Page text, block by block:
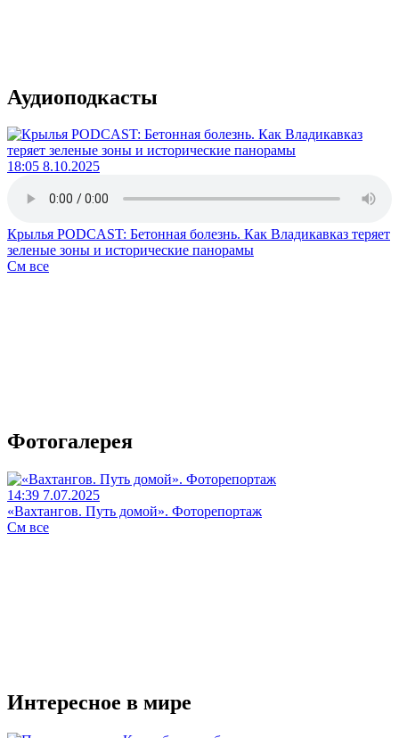
Аудиоподкасты
18:05 8.10.2025
Крылья PODCAST: Бетонная болезнь. Как Владикавказ теряет
зеленые зоны и исторические панорамы
См все
Фотогалерея
14:39 7.07.2025
«Вахтангов. Путь домой». Фоторепортаж
См все
Интересное в мире